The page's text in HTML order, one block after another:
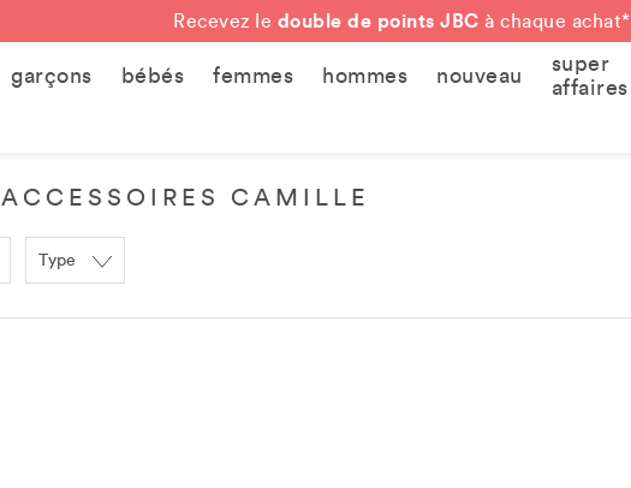
Recevez le double de points JBC à chaque achat*
garçons bébés femmes hommes nouveau
super
affaires
ACCESSOIRES CAMILLE
Type